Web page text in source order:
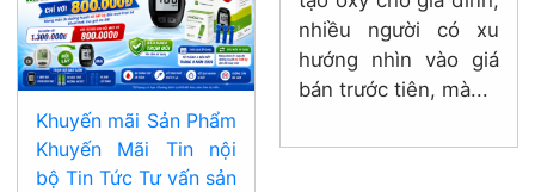
Nhiều gia đình phân
vân giữa máy tạo oxy
hay bình oxy khi
người thân cần hỗ
trợ hô hấp tại...
nhiều người có xu
hướng nhìn vào giá
bán trước tiên, mà...
Khuyến mãi Sản Phẩm
Khuyến Mãi
Tin nội
bộ Tin Tức Tư vấn sản